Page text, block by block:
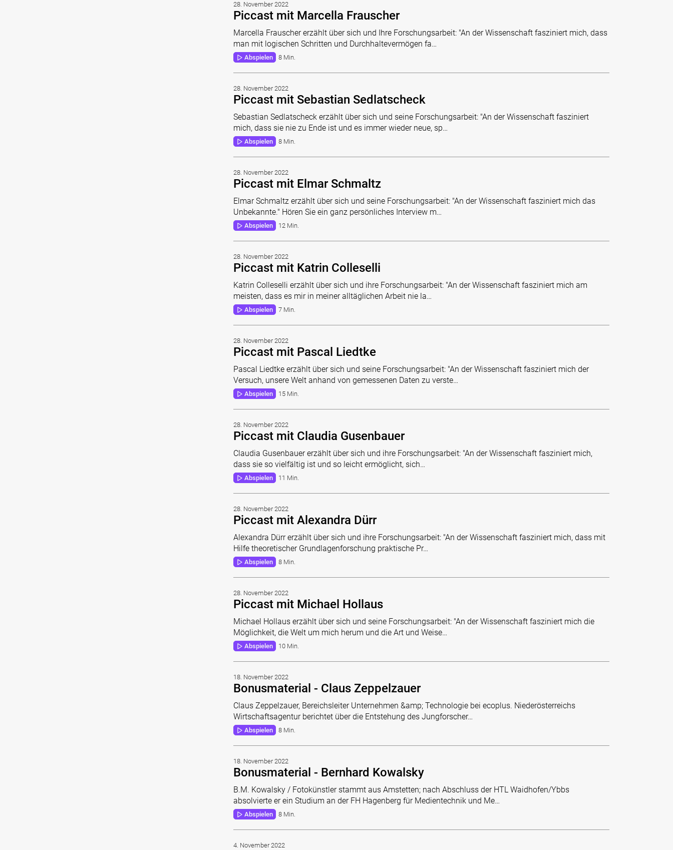
28. November 2022
Piccast mit Marcella Frauscher
Marcella Frauscher erzählt über sich und Ihre Forschungsarbeit: "An der Wissenschaft fasziniert mich, dass
man mit logischen Schritten und Durchhaltevermögen fa…
Abspielen 8 Min.
28. November 2022
Piccast mit Sebastian Sedlatscheck
Sebastian Sedlatscheck erzählt über sich und seine Forschungsarbeit: "An der Wissenschaft fasziniert
mich, dass sie nie zu Ende ist und es immer wieder neue, sp…
Abspielen 8 Min.
28. November 2022
Piccast mit Elmar Schmaltz
Elmar Schmaltz erzählt über sich und seine Forschungsarbeit: "An der Wissenschaft fasziniert mich das
Unbekannte." Hören Sie ein ganz persönliches Interview m…
Abspielen 12 Min.
28. November 2022
Piccast mit Katrin Colleselli
Katrin Colleselli erzählt über sich und ihre Forschungsarbeit: "An der Wissenschaft fasziniert mich am
meisten, dass es mir in meiner alltäglichen Arbeit nie la…
Abspielen 7 Min.
28. November 2022
Piccast mit Pascal Liedtke
Pascal Liedtke erzählt über sich und seine Forschungsarbeit: "An der Wissenschaft fasziniert mich der
Versuch, unsere Welt anhand von gemessenen Daten zu verste…
Abspielen 15 Min.
28. November 2022
Piccast mit Claudia Gusenbauer
Claudia Gusenbauer erzählt über sich und ihre Forschungsarbeit: "An der Wissenschaft fasziniert mich,
dass sie so vielfältig ist und so leicht ermöglicht, sich…
Abspielen 11 Min.
28. November 2022
Piccast mit Alexandra Dürr
Alexandra Dürr erzählt über sich und ihre Forschungsarbeit: "An der Wissenschaft fasziniert mich, dass mit
Hilfe theoretischer Grundlagenforschung praktische Pr…
Abspielen 8 Min.
28. November 2022
Piccast mit Michael Hollaus
Michael Hollaus erzählt über sich und seine Forschungsarbeit: "An der Wissenschaft fasziniert mich die
Möglichkeit, die Welt um mich herum und die Art und Weise…
Abspielen 10 Min.
18. November 2022
Bonusmaterial - Claus Zeppelzauer
Claus Zeppelzauer, Bereichsleiter Unternehmen &amp; Technologie bei ecoplus. Niederösterreichs
Wirtschaftsagentur berichtet über die Entstehung des Jungforscher…
Abspielen 8 Min.
18. November 2022
Bonusmaterial - Bernhard Kowalsky
B.M. Kowalsky / Fotokünstler stammt aus Amstetten; nach Abschluss der HTL Waidhofen/Ybbs
absolvierte er ein Studium an der FH Hagenberg für Medientechnik und Me…
Abspielen 8 Min.
4. November 2022